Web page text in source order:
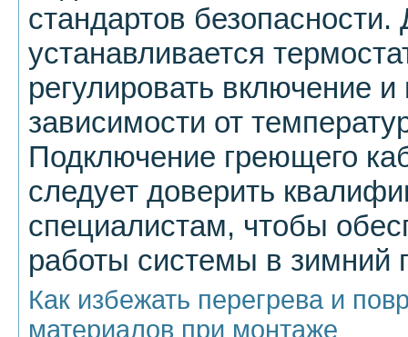
стандартов безопасности.
устанавливается
регулировать включение
зависимости от
Подключение греющего
следует доверить
специалистам, чтобы
работы системы в зимний
Как избежать перегрева и
материалов при монтаже